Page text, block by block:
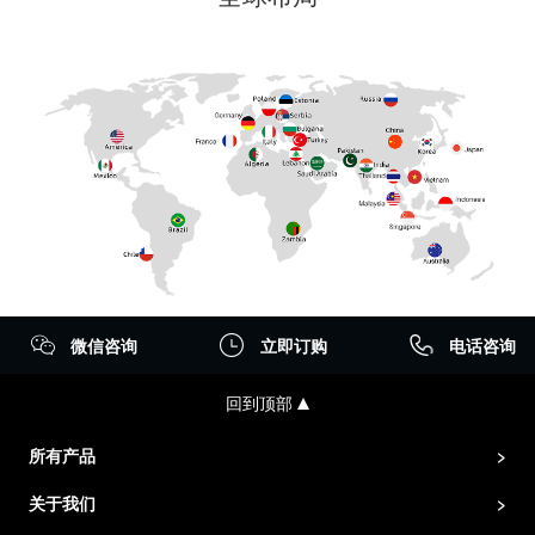
微信咨询 立即订购 电话咨询
回到顶部
所有产品
>
关于我们
>